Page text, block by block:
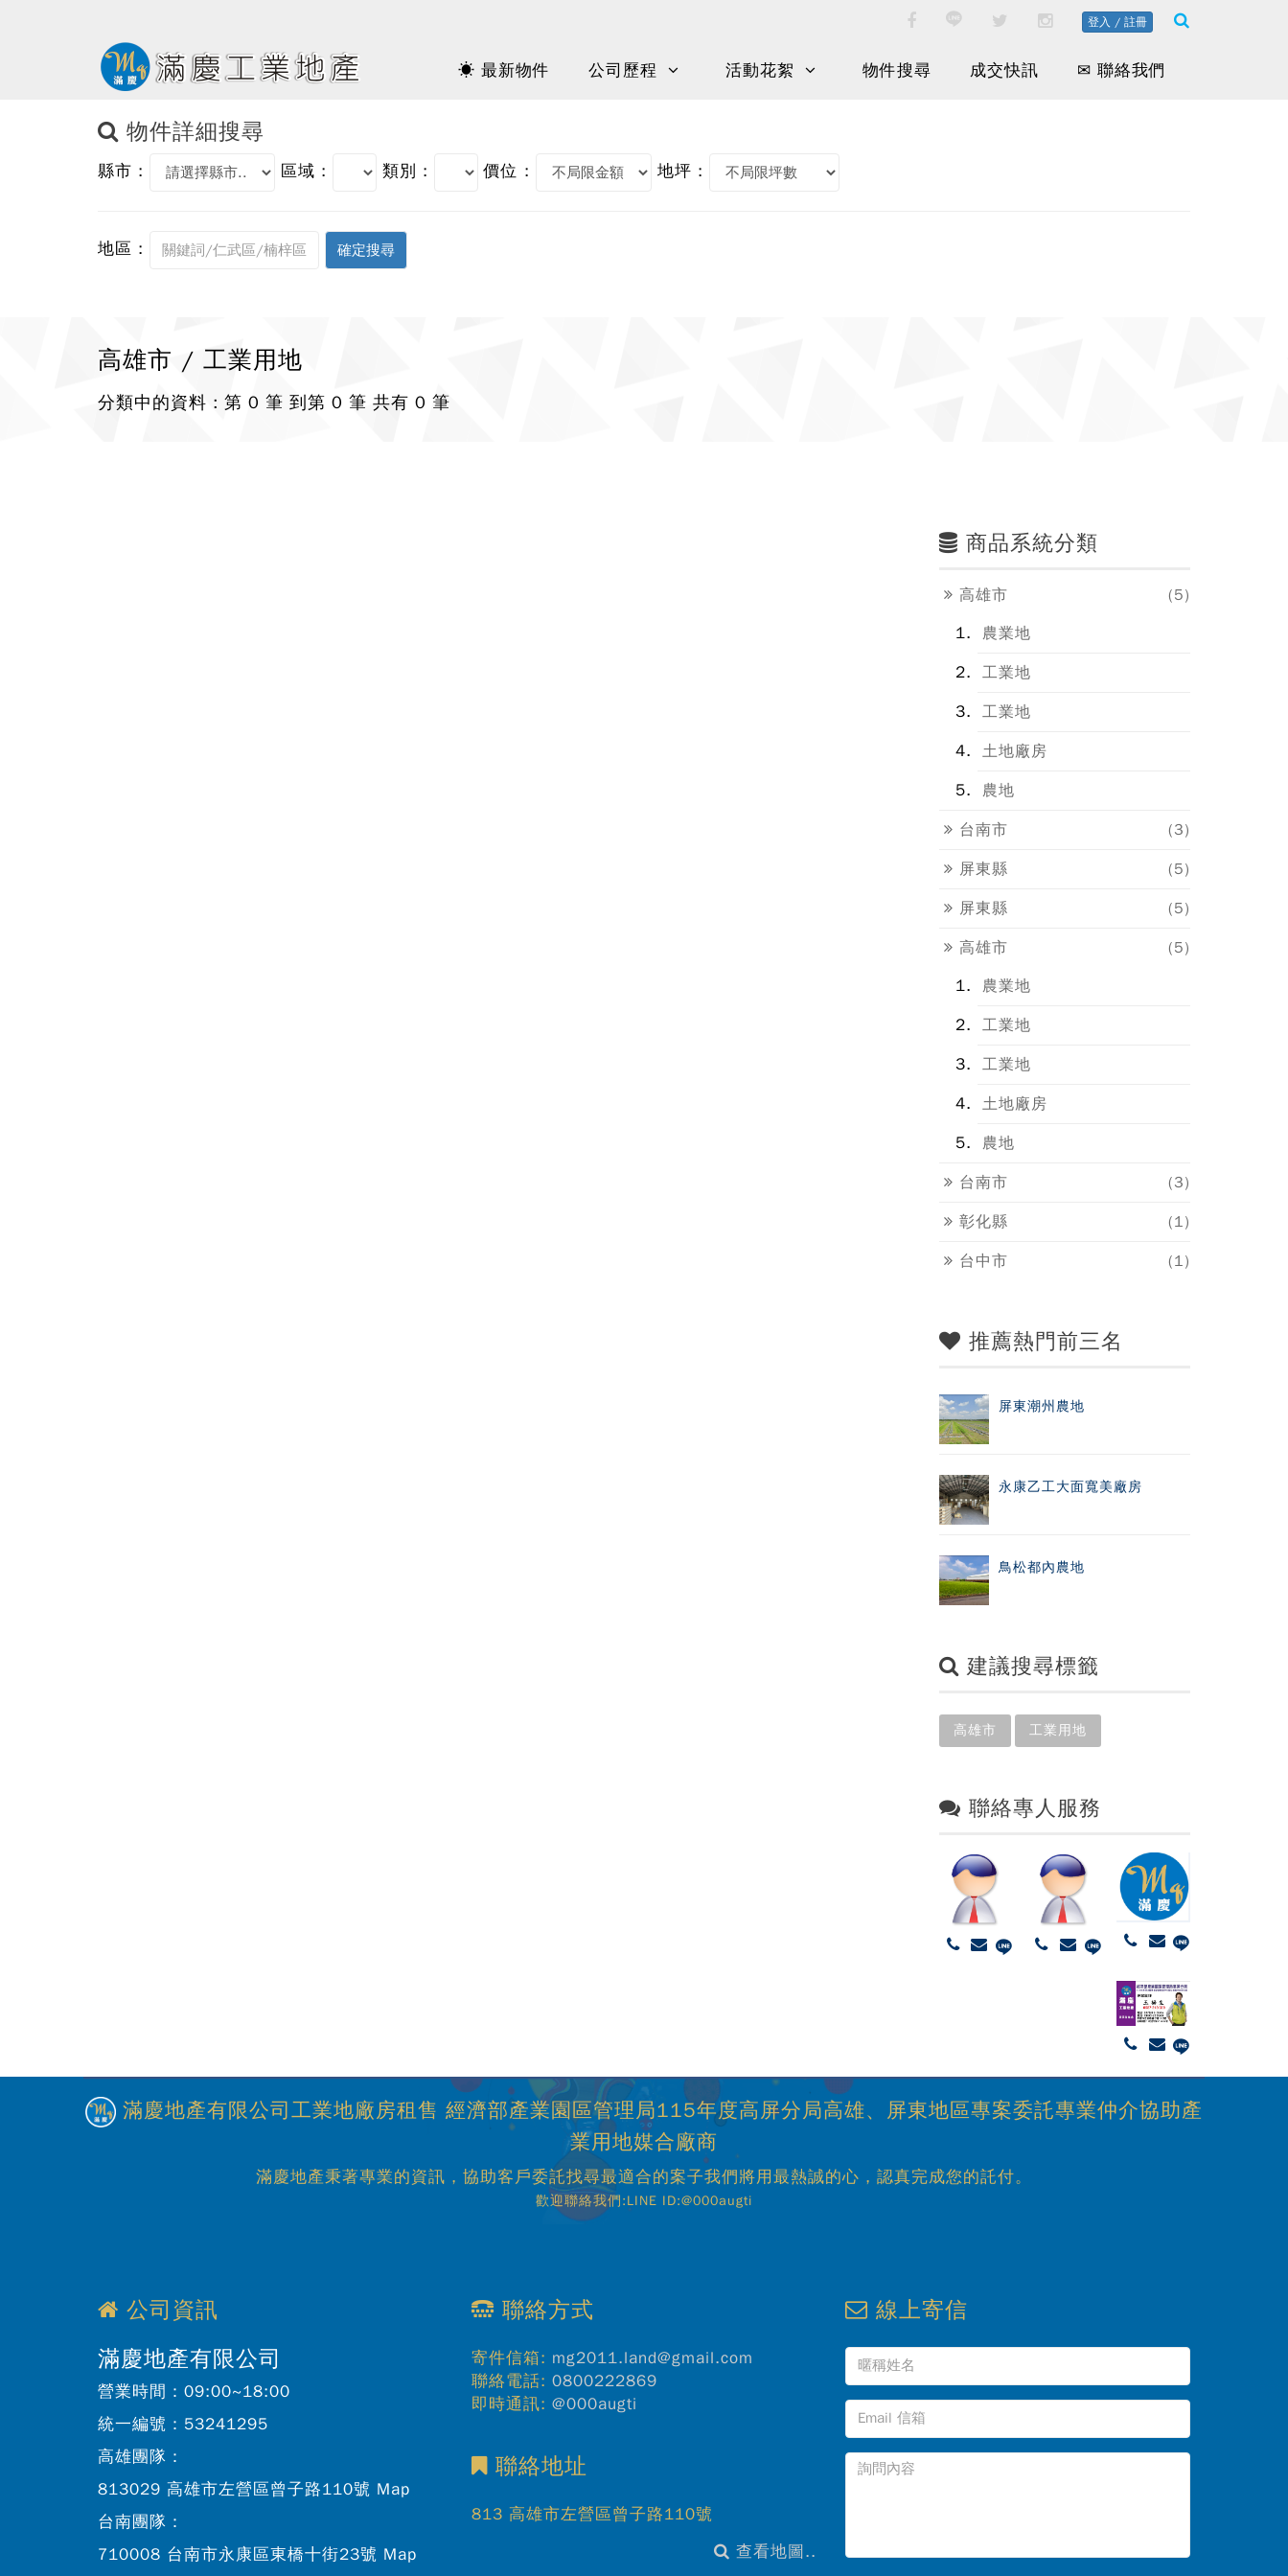
登入 / 註冊
☀ 最新物件 公司歷程 活動花絮 物件搜尋 成交快訊 ✉ 聯絡我們
物件詳細搜尋
縣市 : 區域 : 類別 : 價位 : 地坪 :
地區 :
高雄市 / 工業用地
分類中的資料 : 第 0 筆 到第 0 筆 共有 0 筆
商品系統分類
高雄市
(5)
農業地
工業地
工業地
土地廠房
農地
台南市 (3)
屏東縣 (5)
屏東縣 (5)
高雄市
(5)
農業地
工業地
工業地
土地廠房
農地
台南市 (3)
彰化縣 (1)
台中市 (1)
推薦熱門前三名
屏東潮州農地
永康乙工大面寬美廠房
鳥松都內農地
建議搜尋標籤
高雄市 工業用地
聯絡專人服務
滿慶地產有限公司工業地廠房租售 經濟部產業園區管理局115年度高屏分局高雄、屏東地區專案委託專業仲介協助產
業用地媒合廠商
滿慶地產秉著專業的資訊，協助客戶委託找尋最適合的案子我們將用最熱誠的心，認真完成您的託付。
歡迎聯絡我們:LINE ID:@000augti
公司資訊
滿慶地產有限公司
營業時間： 09:00~18:00
統一編號： 53241295
高雄團隊：
813029 高雄市左營區曾子路110號 Map
台南團隊：
710008 台南市永康區東橋十街23號 Map
聯絡方式
寄件信箱: mg2011.land@gmail.com
聯絡電話: 0800222869
即時通訊: @000augti
聯絡地址
813 高雄市左營區曾子路110號
查看地圖..
線上寄信